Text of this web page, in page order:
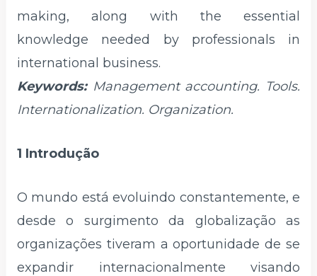
making, along with the essential
knowledge needed by professionals in
international business.
Keywords: Management accounting. Tools.
Internationalization. Organization.
1 Introdução
O mundo está evoluindo constantemente, e
desde o surgimento da globalização as
organizações tiveram a oportunidade de se
expandir internacionalmente visando